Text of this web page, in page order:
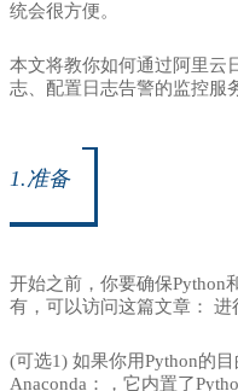
统会很方便。
本文将教你如何通过阿里云
志、配置日志告警的监控服
1.准备
开始之前，你要确保Python
有，可以访问这篇文章： 进
(可选1) 如果你用Python的
Anaconda：，它内置了